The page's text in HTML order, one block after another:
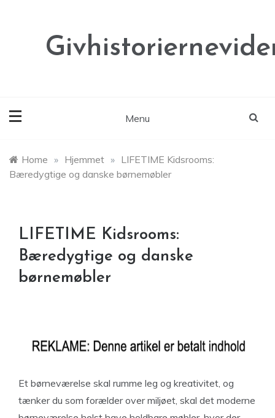
Menu
Home » Hjemmet » LIFETIME Kidsrooms:
Bæredygtige og danske børnemøbler
LIFETIME Kidsrooms:
Bæredygtige og danske
børnemøbler
Et børneværelse skal rumme leg og kreativitet, og
tænker du som forælder over miljøet, skal det moderne